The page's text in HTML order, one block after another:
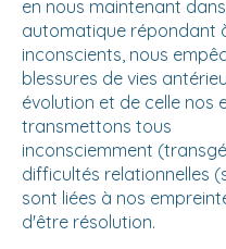
en nous maintenant
automatique répondant
inconscients, nous
blessures de vies
évolution et de celle nos
transmettons tous
inconsciemment
difficultés relationnelles
sont liées à nos
d'être résolution.